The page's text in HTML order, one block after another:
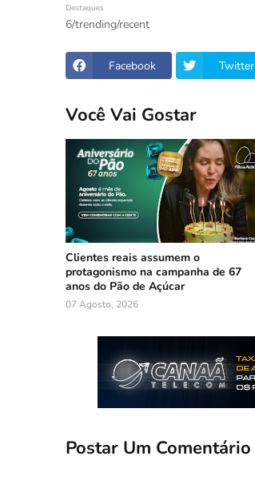
Destaques
6/trending/recent
Facebook Twitter
Você Vai Gostar
Clientes reais assumem o
protagonismo na campanha de 67
anos do Pão de Açúcar
07 Agosto, 2026
Postar Um Comentário